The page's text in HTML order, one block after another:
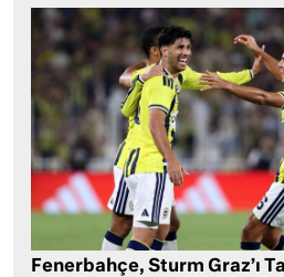
Fenerbahçe, Sturm Graz’ı